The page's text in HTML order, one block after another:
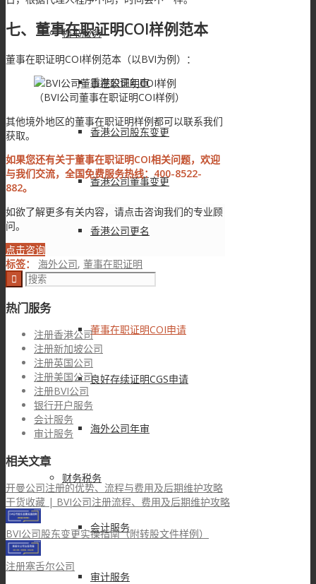
秘书服务
香港公司年审
香港公司股东变更
香港公司董事变更
香港公司更名
董事在职证明COI申请
良好存续证明CGS申请
海外公司年审
财务税务
会计服务
审计服务
七、董事在职证明COI样例范本
董事在职证明COI样例范本（以BVI为例）：
（BVI公司董事在职证明COI样例）
其他境外地区的董事在职证明样例都可以联系我们
获取。
如果您还有关于董事在职证明COI相关问题，欢迎
与我们交流，全国免费服务热线：400-8522-
882。
如欲了解更多有关内容，请点击咨询我们的专业顾
问。
点击咨询
标签：
海外公司, 董事在职证明
热门服务
注册香港公司
注册新加坡公司
注册英国公司
注册美国公司
注册BVI公司
银行开户服务
会计服务
审计服务
相关文章
开曼公司注册的优势、流程与费用及后期维护攻略
干货收藏 | BVI公司注册流程、费用及后期维护攻略
BVI公司股东变更实操指南（附转股文件样例）
注册塞舌尔公司